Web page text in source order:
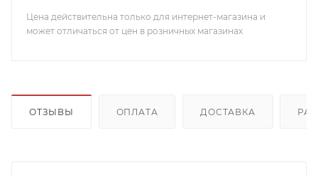
Цена действительна только для интернет-магазина и
может отличаться от цен в розничных магазинах
ОТЗЫВЫ ОПЛАТА ДОСТАВКА